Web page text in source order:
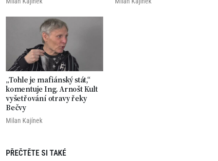
„Tohle je mafiánský stát,“
komentuje Ing. Arnošt Kult
vyšetřování otravy řeky
Bečvy
Milan Kajínek
PŘEČTĚTE SI TAKÉ